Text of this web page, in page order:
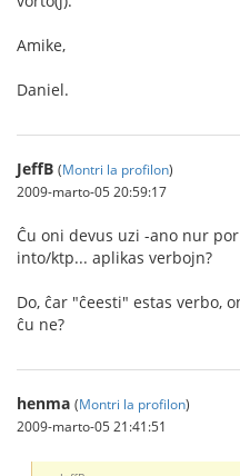
Amike,
Daniel.
JeffB (Montri la profilon)
2009-marto-05 20:59:17
Ĉu oni devus uzi -ano nur
into/ktp... aplikas verbojn?
Do, ĉar "ĉeesti" estas verbo,
ĉu ne?
henma (Montri la profilon)
2009-marto-05 21:41:51